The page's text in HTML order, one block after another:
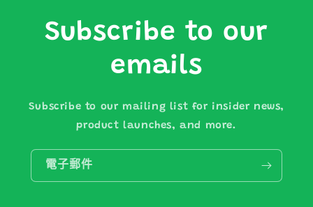
Subscribe to our
emails
Subscribe to our mailing list for insider news,
product launches, and more.
電子郵件